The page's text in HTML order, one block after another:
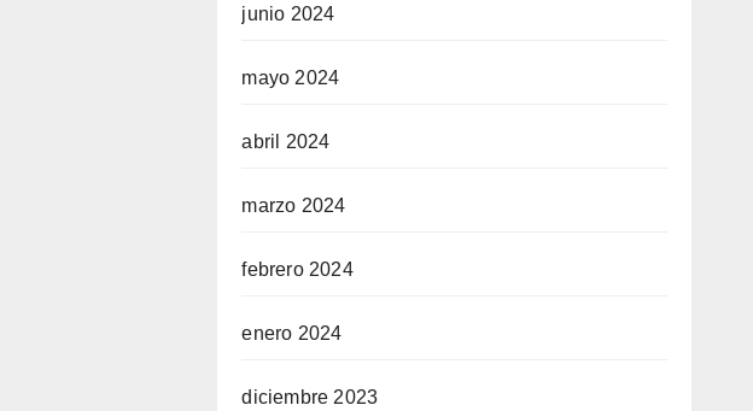
junio 2024
mayo 2024
abril 2024
marzo 2024
febrero 2024
enero 2024
diciembre 2023